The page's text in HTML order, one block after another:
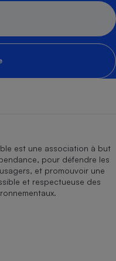
est une association à but
pour défendre les
et promouvoir une
et respectueuse des